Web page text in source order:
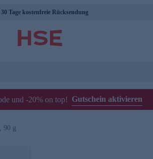
30 Tage kostenfreie Rücksendung
und -20% on top! Gutschein aktivieren
90 g